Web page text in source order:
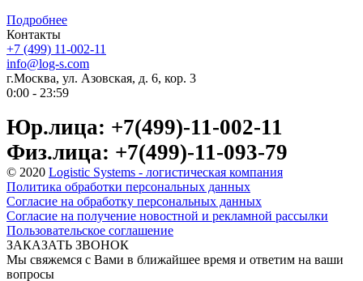
Подробнее
Контакты
+7 (499) 11-002-11
info@log-s.com
г.Москва, ул. Азовская, д. 6, кор. 3
0:00 - 23:59
Юр.лица: +7(499)-11-002-11
Физ.лица: +7(499)-11-093-79
© 2020 Logistic Systems - логистическая компания
Политика обработки персональных данных
Согласие на обработку персональных данных
Согласие на получение новостной и рекламной рассылки
Пользовательское соглашение
ЗАКАЗАТЬ ЗВОНОК
Мы свяжемся с Вами в ближайшее время и ответим на ваши
вопросы